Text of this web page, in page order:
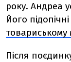
року. Андреа
Його підопічні
товариському
Після